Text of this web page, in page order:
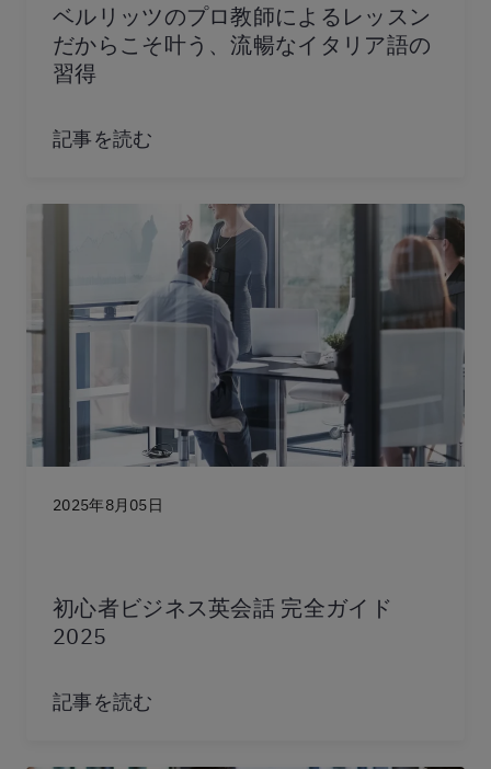
ベルリッツのプロ教師によるレッスン
だからこそ叶う、流暢なイタリア語の
習得
記事を読む
2025年8月05日
初心者ビジネス英会話 完全ガイド
2025
記事を読む